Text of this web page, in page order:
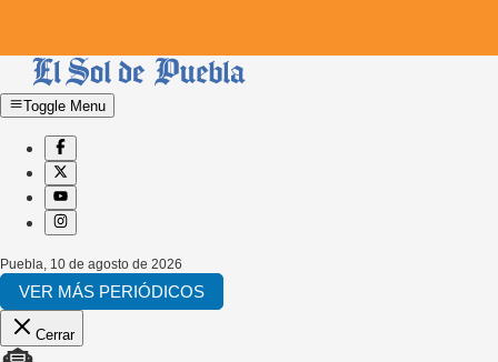
Toggle Menu
Puebla 10 de agosto de 2026
VER MÁS PERIÓDICOS
Cerrar